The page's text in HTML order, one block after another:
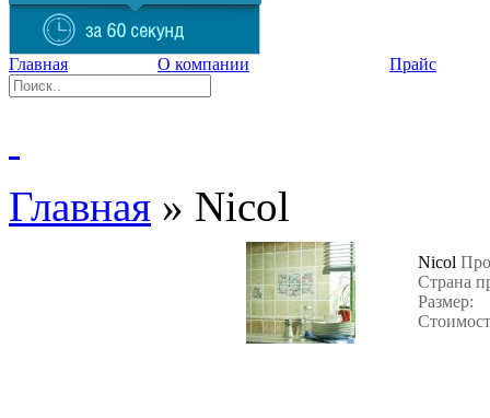
Главная О компании Прайс
Главная » Nicol
Nicol
Страна
Размер: